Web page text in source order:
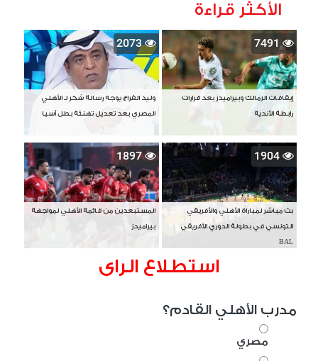
الأكثر قراءة
7491
إيقافات الزمالك وبيراميدز بعد قرارات
رابطة الأندية
2073
وليد الفراج يوجه رسالة شكر لـ الأهلي
المصري بعد تعديل تهنئة بطل آسيا
1904
بث مباشر لمباراة الأهلي والأفريقي
التونسي في بطولة الدوري الأفريقي
BAL
1897
المستبعدين من قائمة الأهلي لمواجهة
بيراميدز
استطلاع الراى
مدرب الأهلي القادم؟
مصري